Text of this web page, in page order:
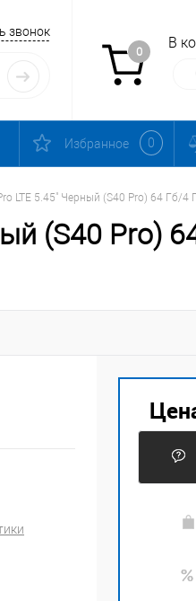
звонок
0
В
Избранное 0
LTE 5.45" Черный (S40 Pro) 64 Гб/4
(S40 Pro)